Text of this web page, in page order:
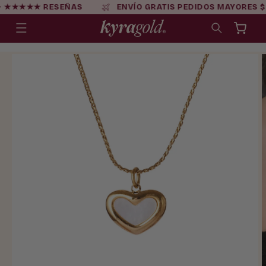
Ir
directamente
al contenido
★★★★★ RESEÑAS ENVÍO GRATIS PEDIDOS MAYORES
Carrito